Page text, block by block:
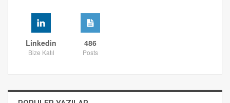
Linkedin
Bize Katıl
486
Posts